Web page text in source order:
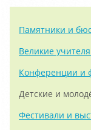
Памятники и
Великие
Конференции и
Детские и
Фестивали и